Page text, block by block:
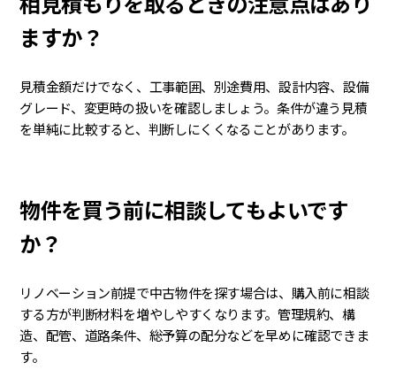
ますか？
見積金額だけでなく、工事範囲、別途費用、設計内容、設備
グレード、変更時の扱いを確認しましょう。条件が違う見積
を単純に比較すると、判断しにくくなることがあります。
物件を買う前に相談してもよいです
か？
リノベーション前提で中古物件を探す場合は、購入前に相談
する方が判断材料を増やしやすくなります。管理規約、構
造、配管、道路条件、総予算の配分などを早めに確認できま
す。